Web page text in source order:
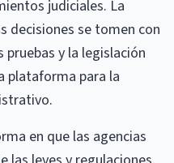
judiciales. La
decisiones se tomen con
pruebas y la legislación
plataforma para la
en que las agencias